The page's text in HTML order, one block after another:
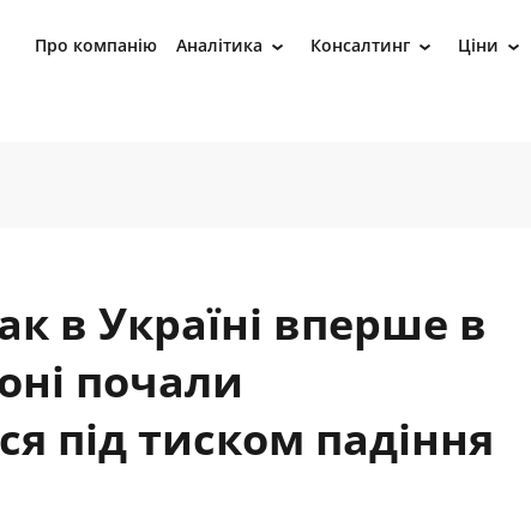
Про компанію Аналітика › Консалтинг › Ціни ›
в Україні вперше в
почали
під тиском падіння